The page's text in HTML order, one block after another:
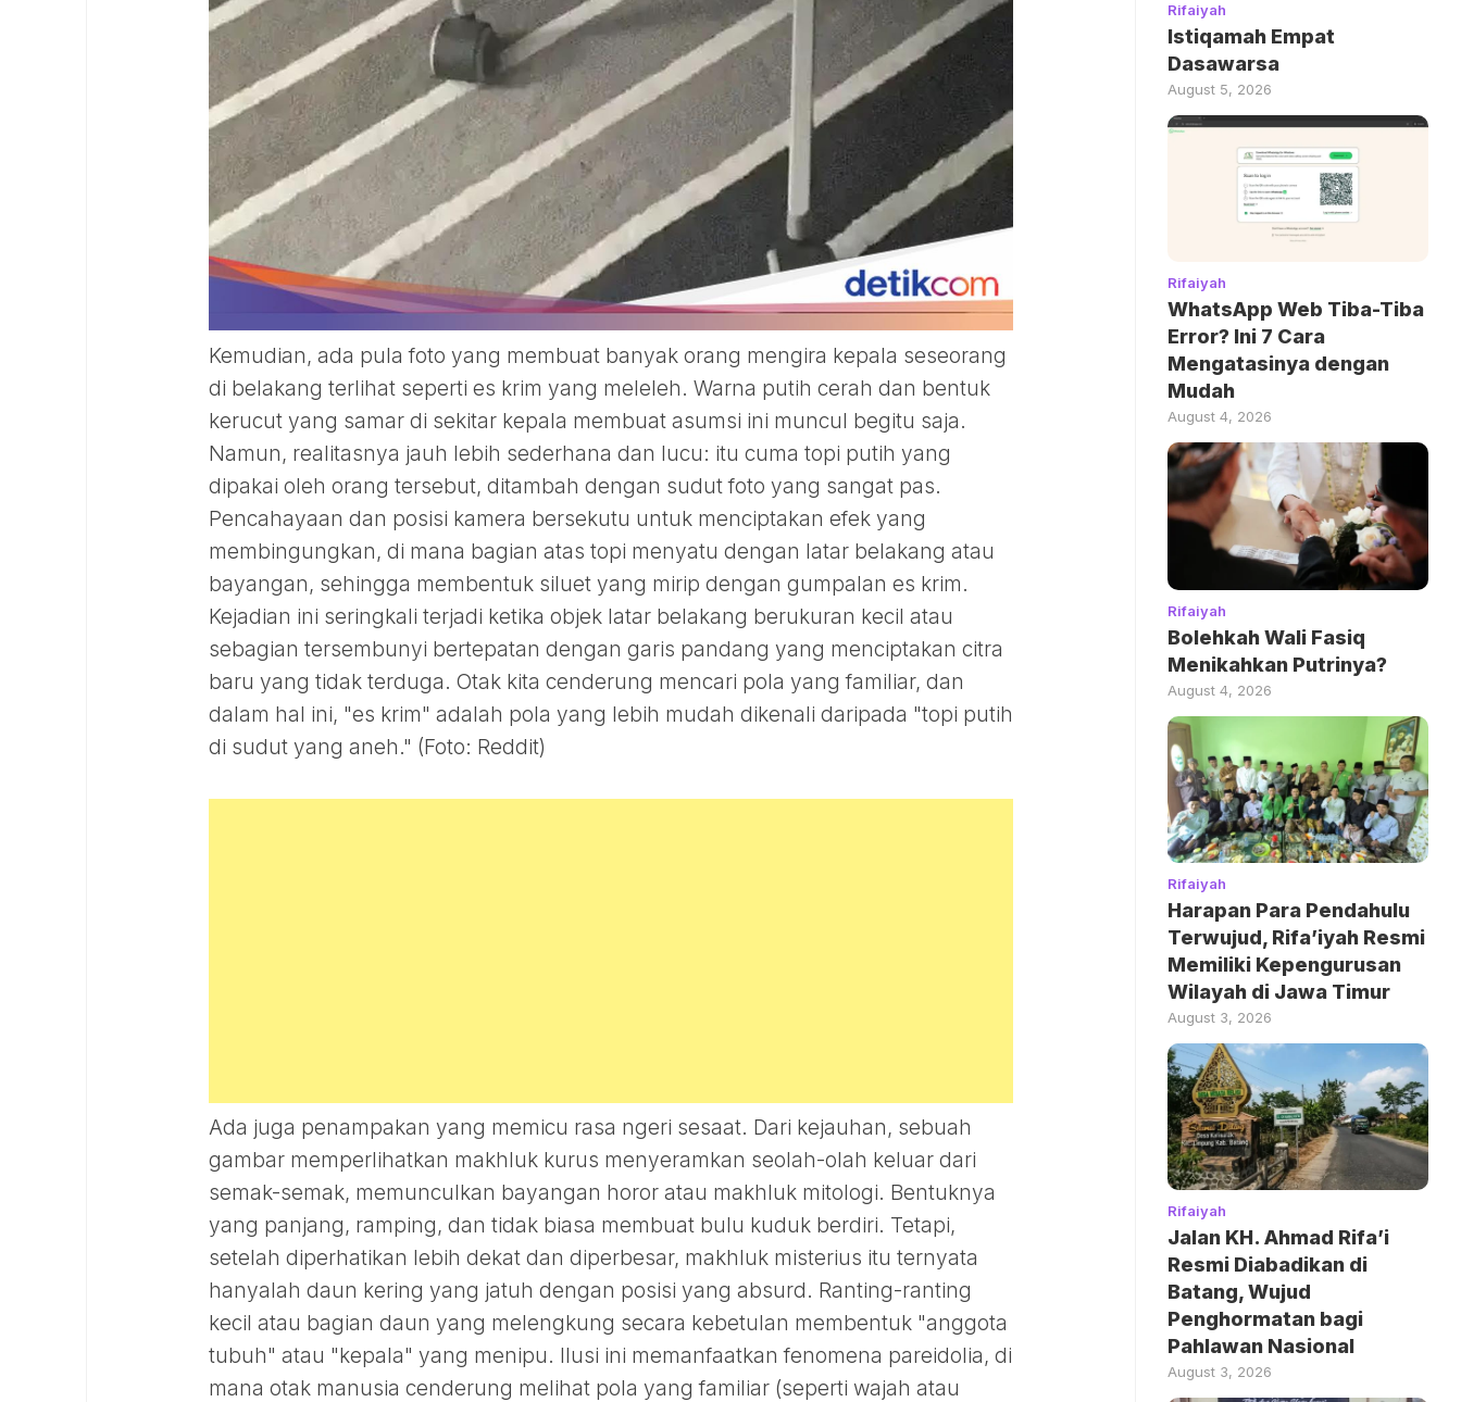
Kemudian, ada pula foto yang membuat banyak orang mengira kepala seseorang
di belakang terlihat seperti es krim yang meleleh. Warna putih cerah dan bentuk
kerucut yang samar di sekitar kepala membuat asumsi ini muncul begitu saja.
Namun, realitasnya jauh lebih sederhana dan lucu: itu cuma topi putih yang
dipakai oleh orang tersebut, ditambah dengan sudut foto yang sangat pas.
Pencahayaan dan posisi kamera bersekutu untuk menciptakan efek yang
membingungkan, di mana bagian atas topi menyatu dengan latar belakang atau
bayangan, sehingga membentuk siluet yang mirip dengan gumpalan es krim.
Kejadian ini seringkali terjadi ketika objek latar belakang berukuran kecil atau
sebagian tersembunyi bertepatan dengan garis pandang yang menciptakan citra
baru yang tidak terduga. Otak kita cenderung mencari pola yang familiar, dan
dalam hal ini, "es krim" adalah pola yang lebih mudah dikenali daripada "topi putih
di sudut yang aneh." (Foto: Reddit)
Ada juga penampakan yang memicu rasa ngeri sesaat. Dari kejauhan, sebuah
gambar memperlihatkan makhluk kurus menyeramkan seolah-olah keluar dari
semak-semak, memunculkan bayangan horor atau makhluk mitologi. Bentuknya
yang panjang, ramping, dan tidak biasa membuat bulu kuduk berdiri. Tetapi,
setelah diperhatikan lebih dekat dan diperbesar, makhluk misterius itu ternyata
hanyalah daun kering yang jatuh dengan posisi yang absurd. Ranting-ranting
kecil atau bagian daun yang melengkung secara kebetulan membentuk "anggota
tubuh" atau "kepala" yang menipu. Ilusi ini memanfaatkan fenomena pareidolia, di
mana otak manusia cenderung melihat pola yang familiar (seperti wajah atau
Rifaiyah
Istiqamah Empat
Dasawarsa
August 5, 2026
Rifaiyah
WhatsApp Web Tiba-Tiba
Error? Ini 7 Cara
Mengatasinya dengan
Mudah
August 4, 2026
Rifaiyah
Bolehkah Wali Fasiq
Menikahkan Putrinya?
August 4, 2026
Rifaiyah
Harapan Para Pendahulu
Terwujud, Rifa’iyah Resmi
Memiliki Kepengurusan
Wilayah di Jawa Timur
August 3, 2026
Rifaiyah
Jalan KH. Ahmad Rifa’i
Resmi Diabadikan di
Batang, Wujud
Penghormatan bagi
Pahlawan Nasional
August 3, 2026